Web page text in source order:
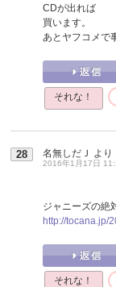
CDが出れば
買います。
あとヤフコメで
それな！
28 名無しだＪ より
2016年1月17日
ジャニーズの絶
http://tocana.jp/
それな！